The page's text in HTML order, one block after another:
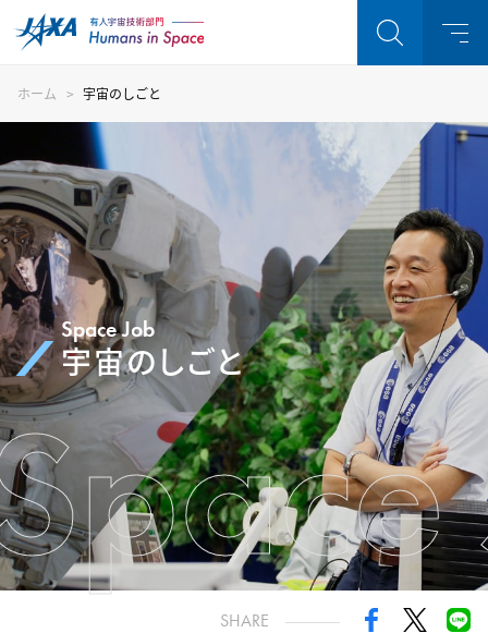
ホーム 宇宙のしごと
Space Job
宇宙のしごと
SHARE